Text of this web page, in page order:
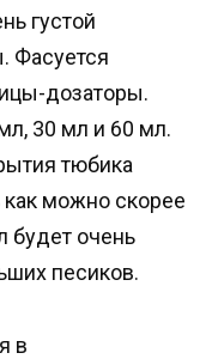
густой
Фасуется
дозаторы.
30 мл и 60 мл.
тюбика
как можно скорее
будет очень
песиков.
в